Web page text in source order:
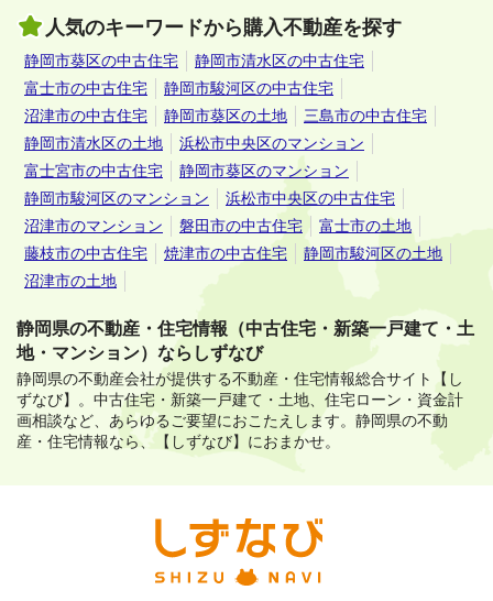
人気のキーワードから購入不動産を探す
静岡市葵区の中古住宅
静岡市清水区の中古住宅
富士市の中古住宅
静岡市駿河区の中古住宅
沼津市の中古住宅
静岡市葵区の土地
三島市の中古住宅
静岡市清水区の土地
浜松市中央区のマンション
富士宮市の中古住宅
静岡市葵区のマンション
静岡市駿河区のマンション
浜松市中央区の中古住宅
沼津市のマンション
磐田市の中古住宅
富士市の土地
藤枝市の中古住宅
焼津市の中古住宅
静岡市駿河区の土地
沼津市の土地
静岡県の不動産・住宅情報（中古住宅・新築一戸建て・土
地・マンション）ならしずなび
静岡県の不動産会社が提供する不動産・住宅情報総合サイト【し
ずなび】。 中古住宅・新築一戸建て・土地、住宅ローン・資金計
画相談など、あらゆるご要望におこたえします。 静岡県の不動
産・住宅情報なら、【しずなび】におまかせ。